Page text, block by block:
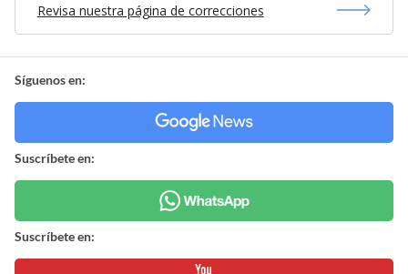
Revisa nuestra página de correcciones
Síguenos en:
Suscríbete en:
Suscríbete en: